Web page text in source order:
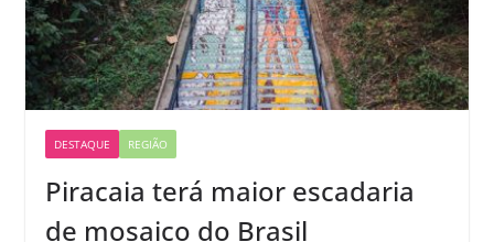
DESTAQUE REGIÃO
Piracaia terá maior escadaria
de mosaico do Brasil